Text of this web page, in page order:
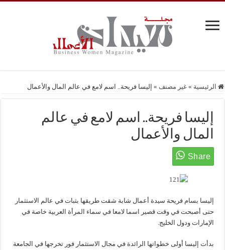
الرئيسية » غير مصنف » إليسا فريحة.. اسم لامع في عالم المال والأعمال
إليسا فريحة.. اسم لامع في عالم
المال والأعمال
إليسا بسام فريحة سيدة أعمال شابة شقت طريقها بثبات في عالم الاستثمار
حتى أصبحت في وقت قصير اسما لامعا في سماء المرأة العربية خاصة في
الإمارات ودول الخليج.
بدأت إليسا أولى خطواتها الرائدة في مجال الاستثمار فور تخرجها في الجامعة